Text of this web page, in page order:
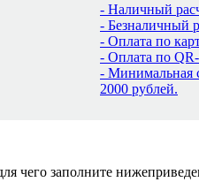
- Наличный
- Безналичный
- Оплата по
- Оплата по
- Минимальная
2000 рублей.
чего заполните